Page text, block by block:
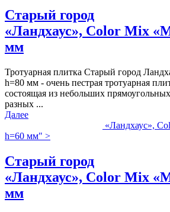
Старый город
«Ландхаус», Color Mix
мм
Тротуарная плитка Старый город
h=80 мм - очень пестрая тротуарная
состоящая из небольших
разных ...
Далее
«Ландхаус»,
h=60 мм" >
Старый город
«Ландхаус», Color Mix
мм